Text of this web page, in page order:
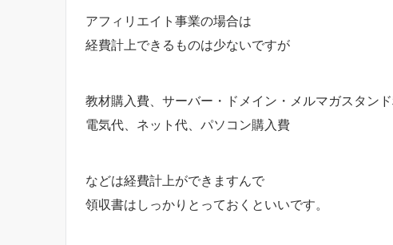
アフィリエイト事業の場合は
経費計上できるものは少ないですが
教材購入費、サーバー・ドメイン・メルマガスタンド
電気代、ネット代、パソコン購入費
などは経費計上ができますんで
領収書はしっかりとっておくといいです。